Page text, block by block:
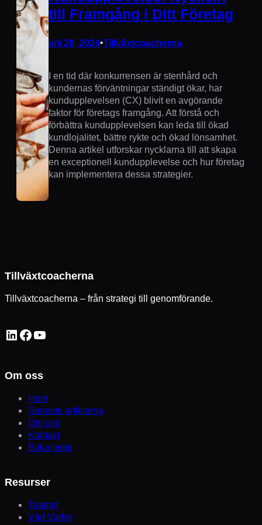
till Framgång i Ditt Företag
juli 28, 2024•Tillväxtcoacherna
I en tid där konkurrensen är stenhård och
kundernas förväntningar ständigt ökar, har
kundupplevelsen (CX) blivit en avgörande
faktor för företags framgång. Att förstå och
förbättra kundupplevelsen kan leda till ökad
kundlojalitet, bättre rykte och ökad lönsamhet.
Denna artikel utforskar nycklarna till att skapa
en exceptionell kundupplevelse och hur företag
kan implementera dessa strategier.
Tillväxtcoacherna
Tillväxtcoacherna – från strategi till genomförande.
LinkedIn Facebook YouTube
Om oss
Hem
Senaste artiklarna
Om oss
Kontakt
Boka möte
Resurser
Teamet
Vårt Varför